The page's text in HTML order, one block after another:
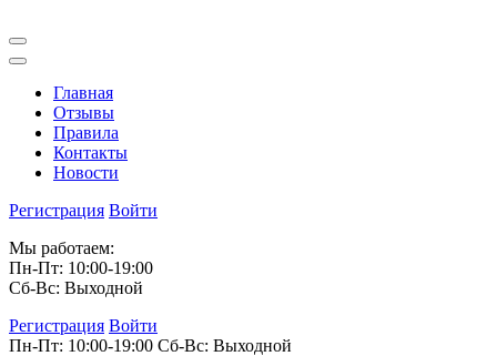
Главная
Отзывы
Правила
Контакты
Новости
Регистрация Войти
Мы работаем:
Пн-Пт: 10:00-19:00
Сб-Вс: Выходной
Регистрация Войти
Пн-Пт: 10:00-19:00 Сб-Вс: Выходной